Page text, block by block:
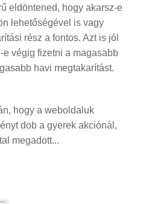
eldöntened, hogy akarsz-e
lehetőségével is vagy
rész a fontos. Azt is jól
végig fizetni a magasabb
havi megtakarítást.
hogy a weboldaluk
dob a gyerek akciónál,
megadott...